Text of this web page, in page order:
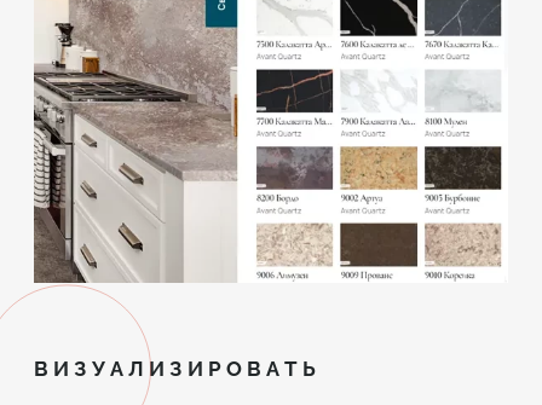
ВИЗУАЛИЗИРОВАТЬ